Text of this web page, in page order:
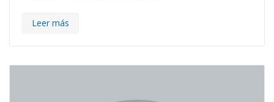
Leer más